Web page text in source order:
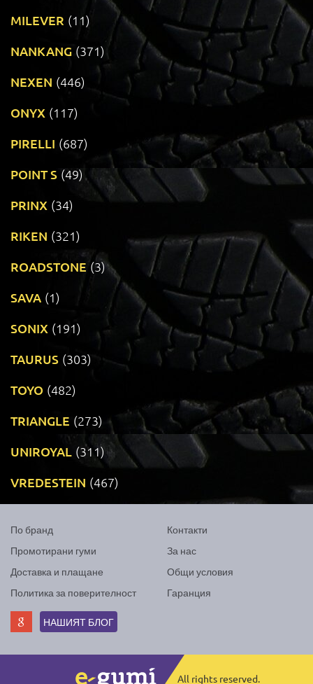
MILEVER (11)
NANKANG (371)
NEXEN (446)
ONYX (117)
PIRELLI (687)
POINT S (49)
PRINX (34)
RIKEN (321)
ROADSTONE (3)
SAVA (1)
SONIX (191)
TAURUS (303)
TOYO (482)
TRIANGLE (273)
UNIROYAL (311)
VREDESTEIN (467)
По бранд
Промотирани гуми
Доставка и плащане
Политика за поверителност
Контакти
За нас
Общи условия
Гаранция
НАШИЯТ БЛОГ
All rights reserved.